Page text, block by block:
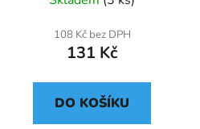
108 Kč bez DPH
131 Kč
DO KOŠÍKU